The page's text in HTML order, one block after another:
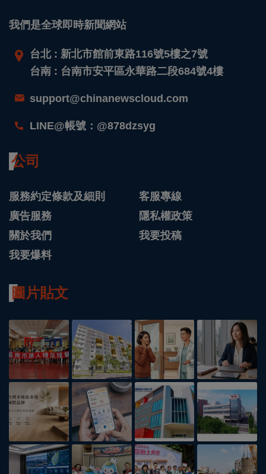
我們是全球即時新聞網站
台北 : 新北市館前東路116號5樓之7號
台南 : 台南市安平區永華路二段684號4樓
support@chinanewscloud.com
LINE@帳號：@878dzsyg
公司
服務約定條款及細則
客服專線
廣告服務
隱私權政策
關於我們
我要投稿
我要爆料
圖片貼文